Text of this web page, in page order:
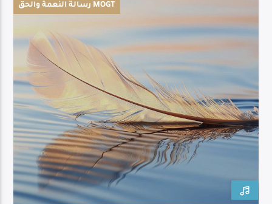
رسالة النعمة والحق MOGT